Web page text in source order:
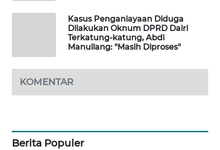
Kasus Penganiayaan Diduga
Dilakukan Oknum DPRD Dairi
Terkatung-katung, Abdi
Manullang: "Masih Diproses"
KOMENTAR
Berita Populer
KOPEKLIN
FORWAMKI